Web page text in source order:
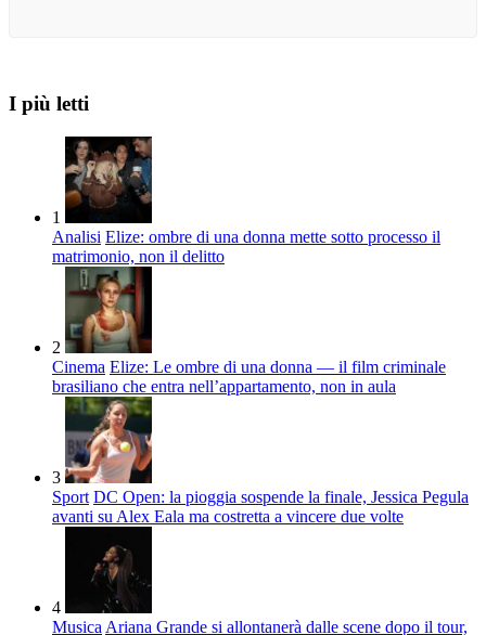
I più letti
1
Analisi Elize: ombre di una donna mette sotto processo il
matrimonio, non il delitto
2
Cinema Elize: Le ombre di una donna — il film criminale
brasiliano che entra nell’appartamento, non in aula
3
Sport DC Open: la pioggia sospende la finale, Jessica Pegula
avanti su Alex Eala ma costretta a vincere due volte
4
Musica Ariana Grande si allontanerà dalle scene dopo il tour,